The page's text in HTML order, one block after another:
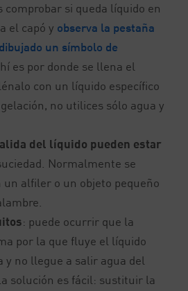
comprobar si queda líquido en
el capó y observa la pestaña
un símbolo de
es por donde se llena el
con un líquido específico
no utilices sólo agua y
del líquido pueden estar
Normalmente se
un alfiler o un objeto pequeño
: puede ocurrir que la
por la que fluye el líquido
y no llegue a salir agua del
solución es fácil: sustituir la